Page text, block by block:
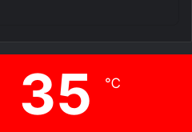
35 ℃